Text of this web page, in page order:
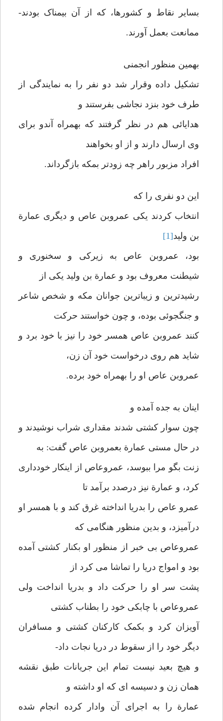
بسایر نقاط و کشورها، که از آن بیمناک بودند-
ممانعت بعمل آورند.
بهمین منظور انجمنی
تشکیل داده وقرار شد دو نفر را به نمایندگی از
طرف خود بنزد نجاشی بفرستند و
هدایائی هم در نظر گرفتند که بهمراه آندو برای
وی ارسال دارند و از او بخواهند
افراد مزبور راهر چه زودتر بمکه بازگرداند.
این دو نفری را که
انتخاب کردند یکی عمروبن عاص و دیگری عمارة
بن ولید[1]
بود، عمروبن عاص به زیرکی و سخنوری و
شیطنت معروف بود و عمارة بن ولید یکی از
رشیدترین و زیباترین جوانان مکه و شخص شاعر
و جنگجوئی بوده، و چون خواستند حرکت
کنند عمروبن عاص همسر خود را نیز با خود برد و
شاید هم روی درخواست خود آن زن،
عمروبن عاص او را بهمراه خود برده.
اینان به جده آمده و
چون سوار کشتی شدند مقداری شراب نوشیدند و
در حال مستی عمارة بعمروبن عاص گفت: به
زنت بگو مرا ببوسد، عمروعاص از اینکار خودداری
کرد، و عمارة نیز درصدد برآمد تا
عمرو عاص را بدریا انداخته غرق کند و با همسر او
درآمیزد، و بدین منظور هنگامی که
عمروعاص بی خبر از منظور او بکنار کشتی آمده
بود و امواج دریا را تماشا می کرد از
پشت سر او را حرکت داد و بدریا انداخت ولی
عمروعاص با چابکی خود را بطناب کشتی
آویزان کرد و بکمک کارکنان کشتی و مسافران
دیگر خود را از سقوط در دریا نجات داد-
و هیچ بعید نیست تمام این جریانات طبق نقشه
همان زن و دسیسه ای که او داشته و
عمارة را به اجرای آن وادار کرده انجام شده